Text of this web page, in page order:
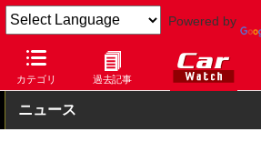
Powered by
カテゴリ 過去記事
Car Watch 自動車 その他
ニュース